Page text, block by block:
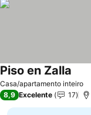
Casa/apartamento inteiro
Piso en Zalla
8,9 Excelente 17